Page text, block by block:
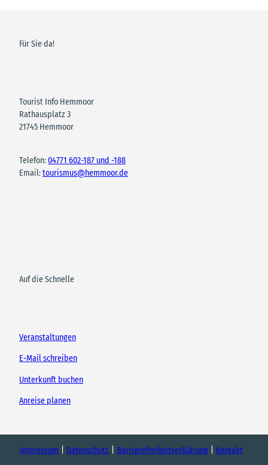
Für Sie da!
Tourist Info Hemmoor
Rathausplatz 3
21745 Hemmoor
Telefon:04771 602-187 und -188
Email:tourismus@hemmoor.de
Auf die Schnelle
Veranstaltungen
E-Mail schreiben
Unterkunft buchen
Anreise planen
Impressum Datenschutz Barrierefreiheitserklärung Kontakt